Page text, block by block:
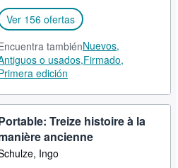
Ver 156 ofertas
tambiénNuevos,
o usados,Firmado,
edición
Treize histoire à la
ancienne
Ingo